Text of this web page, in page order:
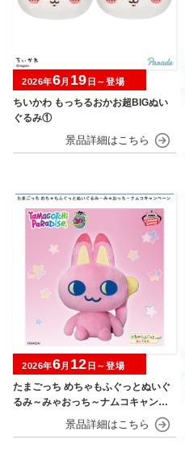
ちいかわ もっちるおかお超BIGぬい
ぐるみ①
2026年6月 19 日～登場
たまごっち めちゃもふぐっとぬいぐ
るみ～みゃおっち～ナムコキャンペ
2026年6月 12 日～登場